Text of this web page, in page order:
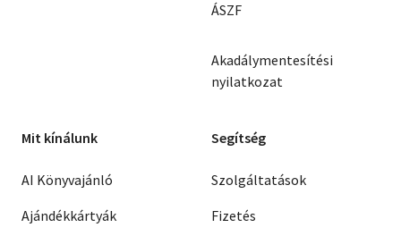
ÁSZF
Akadálymentesítési
nyilatkozat
Mit kínálunk
AI Könyvajánló
Ajándékkártyák
Segítség
Szolgáltatások
Fizetés